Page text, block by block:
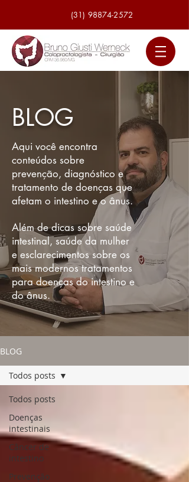
(31) 98874-2572
BLOG
Aqui você encontra
conteúdos sobre
prevenção, diagnóstico e
tratamento de doenças que
afetam o intestino e o ânus.
Além de dicas sobre saúde
intestinal, saúde da mulher
e esclarecimentos sobre os
mais modernos tratamentos
para doenças do intestino e
do ânus.
BLOG
Todos posts
Doenças
intestinais
Câncer de
intestino
Prevenção
Todos posts